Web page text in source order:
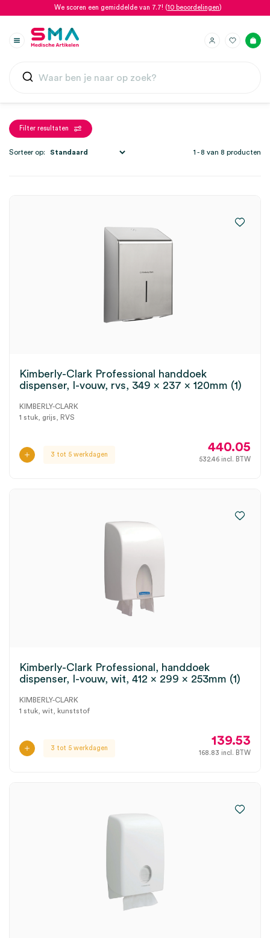
We scoren een gemiddelde van 7.7! (10 beoordelingen)
Filter resultaten
1 - 8 van 8 producten
Sorteer op:
Kimberly-Clark Professional handdoek
dispenser, I-vouw, rvs, 349 x 237 x 120mm (1)
KIMBERLY-CLARK
1 stuk, grijs, RVS
3 tot 5 werkdagen
440.05
532.46 incl. BTW
Kimberly-Clark Professional, handdoek
dispenser, I-vouw, wit, 412 x 299 x 253mm (1)
KIMBERLY-CLARK
1 stuk, wit, kunststof
3 tot 5 werkdagen
139.53
168.83 incl. BTW